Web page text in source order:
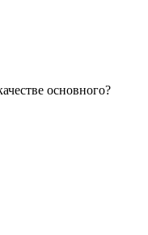
основного?